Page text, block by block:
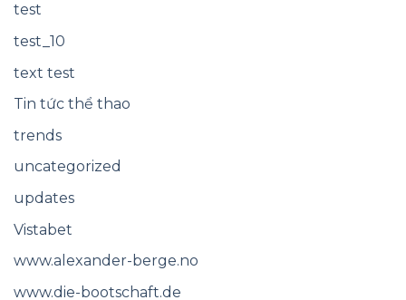
test
test_10
text test
Tin tức thể thao
trends
uncategorized
updates
Vistabet
www.alexander-berge.no
www.die-bootschaft.de